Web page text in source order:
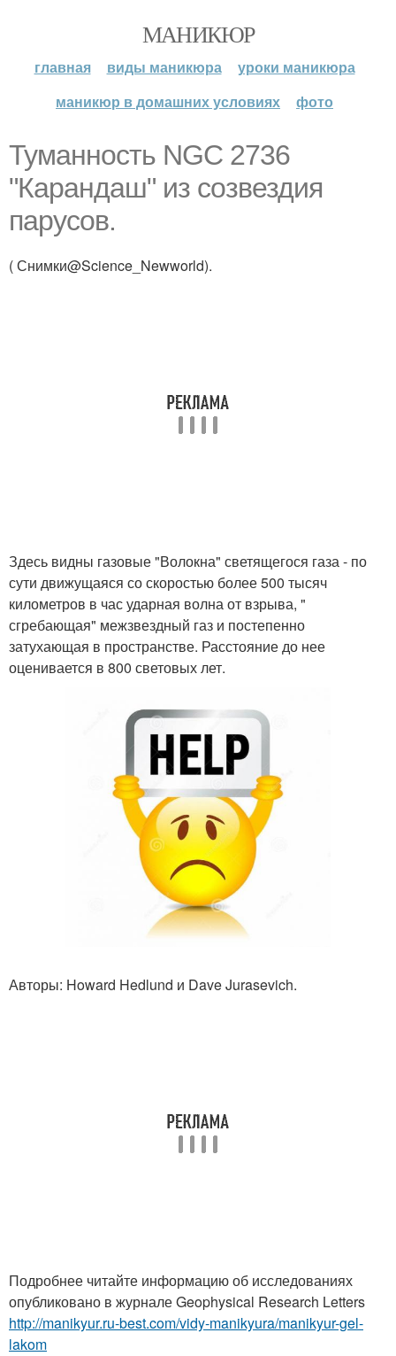
МАНИКЮР
главная виды маникюра
уроки маникюра
маникюр в домашних условиях
фото
Туманность NGC 2736
"Карандаш" из созвездия
парусов.
( Снимки@Science_Newworld).
Здесь видны газовые "Волокна" светящегося газа - по
сути движущаяся со скоростью более 500 тысяч
километров в час ударная волна от взрыва, "
сгребающая" межзвездный газ и постепенно
затухающая в пространстве. Расстояние до нее
оценивается в 800 световых лет.
Авторы: Howard Hedlund и Dave Jurasevich.
Подробнее читайте информацию об исследованиях
опубликовано в журнале Geophysical Research Letters
http://manikyur.ru-best.com/vidy-manikyura/manikyur-gel-
lakom